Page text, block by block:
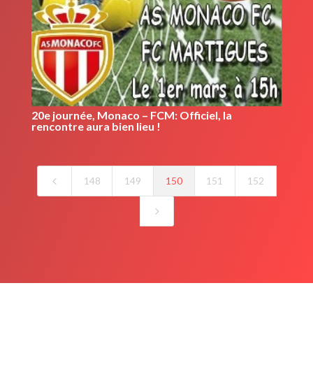
20e journée, Monaco – FCM: Officiel, la
rencontre aura bien lieu !
4 148 149 150 151 152
5